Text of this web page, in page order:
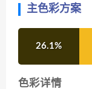
主色彩方案
26.1%
色彩详情